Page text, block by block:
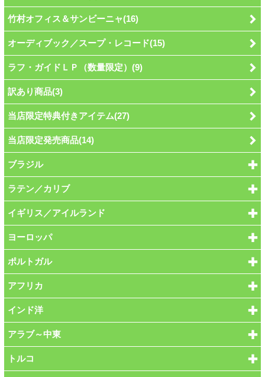
竹村オフィス＆サンビーニャ(16)
オーディブック／スープ・レコード(15)
ラフ・ガイドＬＰ（数量限定）(9)
訳あり商品(3)
当店限定特典付きアイテム(27)
当店限定発売商品(14)
ブラジル
ラテン／カリブ
イギリス／アイルランド
ヨーロッパ
ポルトガル
アフリカ
インド洋
アラブ～中東
トルコ